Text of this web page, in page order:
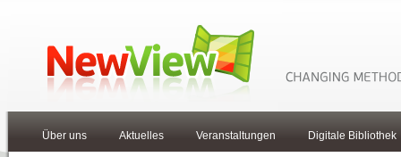
Über uns Aktuelles Veranstaltungen Digitale Bibliothek